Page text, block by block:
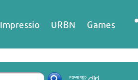
Impressio URBN Games